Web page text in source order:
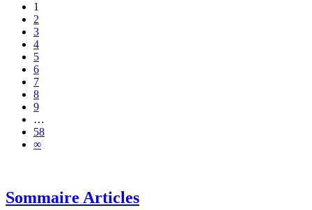
1
2
3
4
5
6
7
8
9
…
58
∞
Sommaire Articles